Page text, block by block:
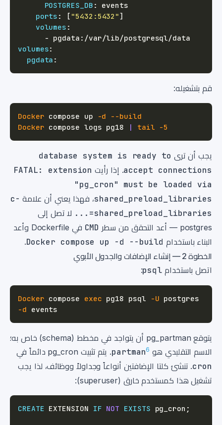
POSTGRES_DB :
ports : [ "5432:5432"]
volumes :
- pgdata :
volumes:
pgdata :
قم بتشغيله:
Docker compose up -d --build
Docker compose logs pg18 | tail -5
يجب أن ترى database system is ready to
accept connections. إذا رأيت FATAL: extension
"pg_cron" must be loaded via
shared_preload_libraries، فهذا يعني أن علامة
-c
shared_preload_libraries=...
لا تصل إلى
postgres — أعد التحقق من سطر
CMD
في Dockerfile وأعد
البناء باستخدام Docker compose up -d --build
.
الخطوة 2 — إنشاء الإضافات والجدول الأبوي
اتصل باستخدام psql
:
Docker compose exec pg18 psql -U
-d
يتوقع pg_partman أن يتواجد في مخطط (schema) خاص به؛
الاسم التقليدي هو
partman6 . يتم تثبيت pg_cron دائماً في
cron. تنشئ كلتا الإضافتين أنواعاً وجداولاً ووظائف، لذا يجب
تشغيل هذا كمستخدم خارق (superuser):
CREATE EXTENSION IF NOT EXISTS pg_cron ;